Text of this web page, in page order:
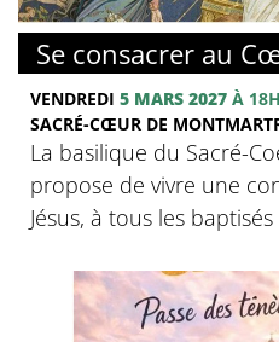
©
Se consacrer au
VENDREDI 5 MARS 2027 À
SACRÉ-CŒUR DE
La basilique du Sacré-
propose de vivre une
Jésus, à tous les